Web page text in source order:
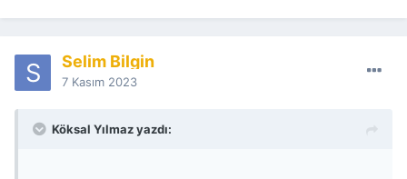
Selim Bilgin
7 Kasım 2023
Köksal Yılmaz yazdı: